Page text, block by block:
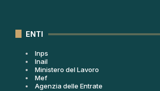
ENTI
Inps
Inail
Ministero del Lavoro
Mef
Agenzia delle Entrate